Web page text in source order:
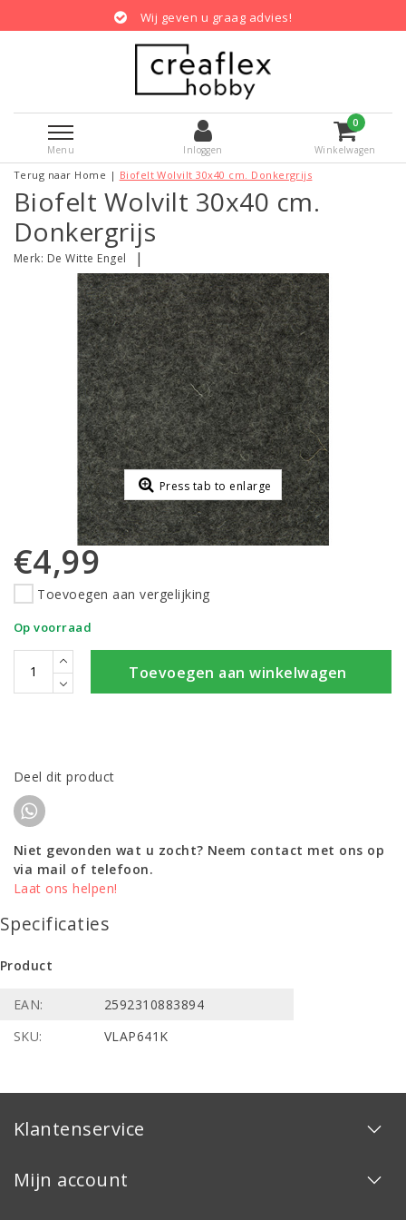
Wij geven u graag advies!
Menu Inloggen
0
Winkelwagen
Terug naar Home | Biofelt Wolvilt 30x40 cm. Donkergrijs
Biofelt Wolvilt 30x40 cm.
Donkergrijs
Merk: De Witte Engel |
Press tab to enlarge
€4,99
Toevoegen aan vergelijking
Op voorraad
Toevoegen aan winkelwagen
Deel dit product
Niet gevonden wat u zocht? Neem contact met ons op
via mail of telefoon.
Laat ons helpen!
Specificaties
Product
EAN:
2592310883894
SKU:
VLAP641K
Klantenservice
Mijn account